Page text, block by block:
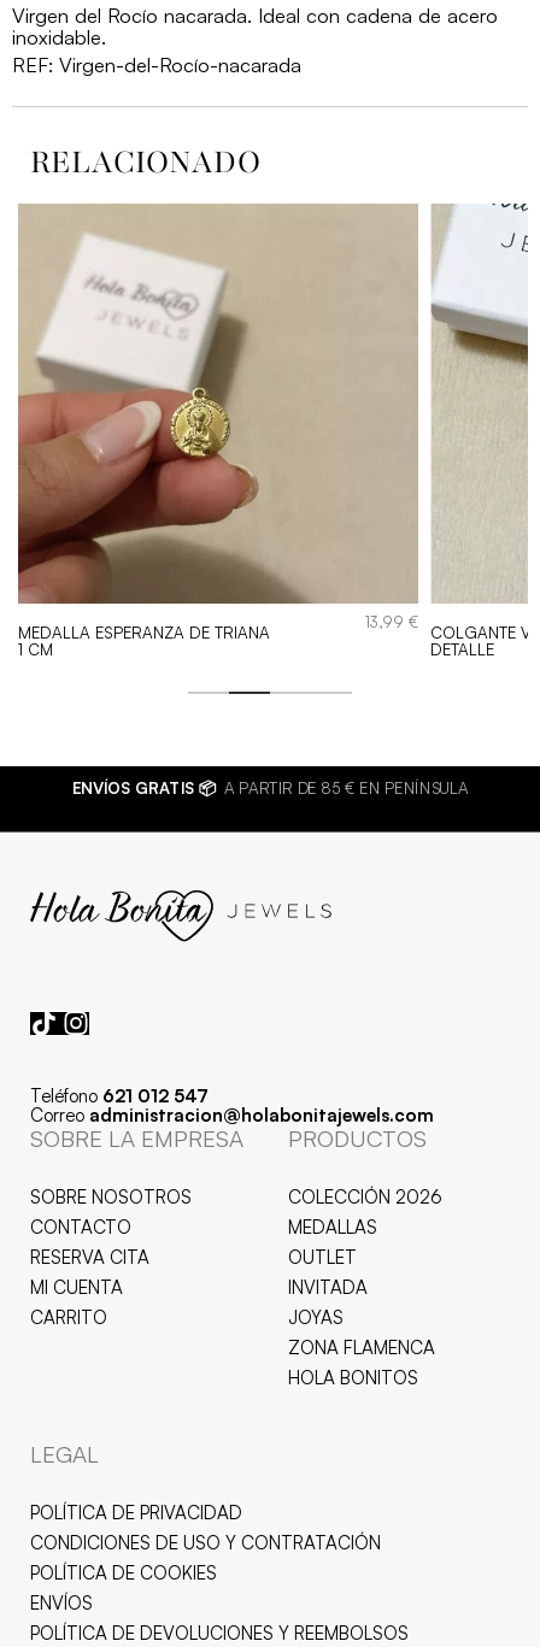
cantidad
Virgen del Rocío nacarada. Ideal con cadena de acero
inoxidable.
REF: Virgen-del-Rocío-nacarada
RELACIONADO
MEDALLA ESPERANZA DE TRIANA
1 CM
13,99€
COLGANTE
DETALLE
ENVÍOS GRATIS 📦 A PARTIR DE 85 € EN PENÍNSULA
Teléfono 621 012 547
Correo administracion@holabonitajewels.com
SOBRE LA EMPRESA
SOBRE NOSOTROS
CONTACTO
RESERVA CITA
MI CUENTA
CARRITO
PRODUCTOS
COLECCIÓN 2026
MEDALLAS
OUTLET
INVITADA
JOYAS
ZONA FLAMENCA
HOLA BONITOS
LEGAL
POLÍTICA DE PRIVACIDAD
CONDICIONES DE USO Y CONTRATACIÓN
POLÍTICA DE COOKIES
ENVÍOS
POLÍTICA DE DEVOLUCIONES Y REEMBOLSOS